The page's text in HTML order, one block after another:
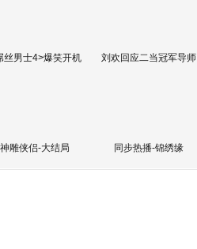
丝男士4>爆笑开机 刘欢回应二当冠军导师
神雕侠侣-大结局 同步热播-锦绣缘